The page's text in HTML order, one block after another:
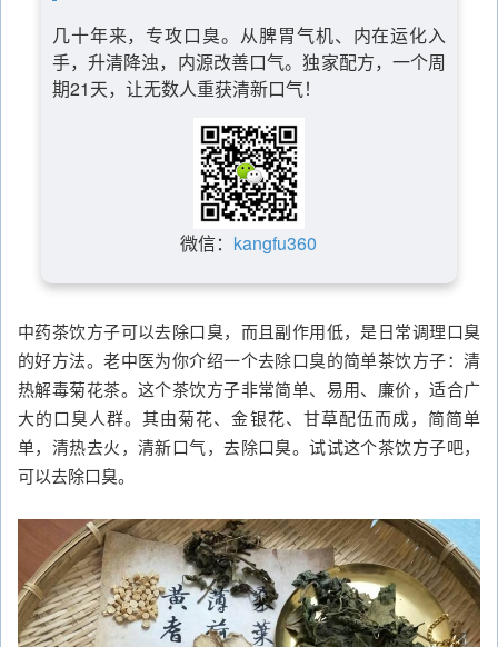
几十年来，专攻口臭。从脾胃气机、内在运化入
手，升清降浊，内源改善口气。独家配方，一个周
期21天，让无数人重获清新口气！
微信： kangfu360
中药茶饮方子可以去除口臭，而且副作用低，是日常调理口臭
的好方法。老中医为你介绍一个去除口臭的简单茶饮方子：清
热解毒菊花茶。这个茶饮方子非常简单、易用、廉价，适合广
大的口臭人群。其由菊花、金银花、甘草配伍而成，简简单
单，清热去火，清新口气，去除口臭。试试这个茶饮方子吧，
可以去除口臭。